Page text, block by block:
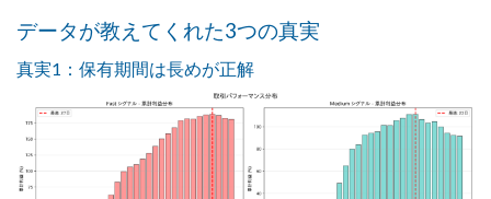
データが教えてくれた3つの真実
真実1：保有期間は長めが正解